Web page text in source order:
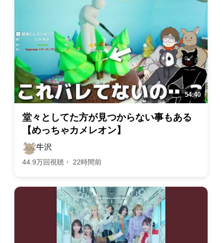
堂々としてた方が見つからない事もある
【めっちゃカメレオン】
牛沢
44.9万回視聴・ 22時間前